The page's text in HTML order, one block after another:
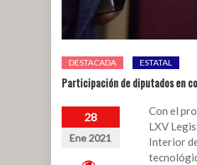
DESTACADA ESTATAL
Participación de diputados en
28
Ene 2021
Con el
LXV
Interior